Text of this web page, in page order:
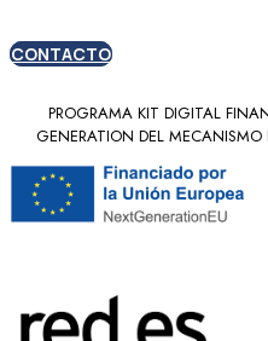
CONTACTO
PROGRAMA KIT DIGITAL
GENERATION DEL MECANISMO